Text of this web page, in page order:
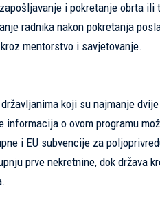
i pokretanje obrta ili
radnika nakon pokretanja
mentorstvo i savjetovanje.
koji su najmanje
o ovom programu
i EU subvencije za
prve nekretnine, dok država